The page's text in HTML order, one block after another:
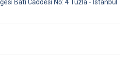
Batı Caddesi No: 4 Tuzla - İstanbul